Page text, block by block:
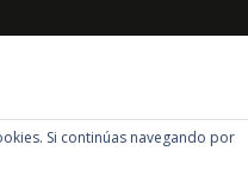
Si continúas navegando por